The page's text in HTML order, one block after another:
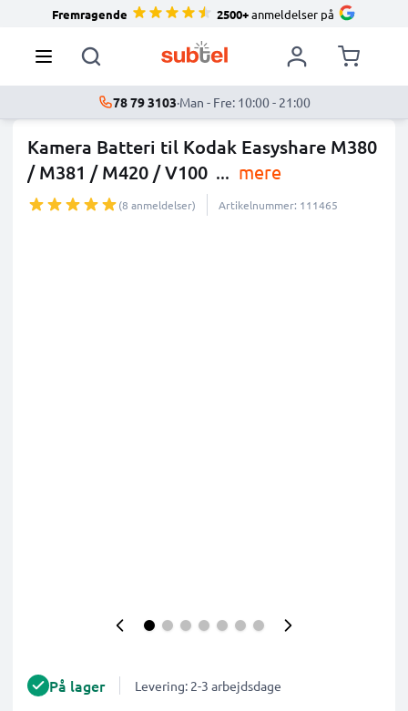
Fremragende 2500+anmeldelser på
78 79 3103·Man - Fre: 10:00 - 21:00
Kamera Batteri til Kodak Easyshare M380
/ M381 / M420 / V100 ... mere
(8 anmeldelser) Artikelnummer: 111465
På lager Levering: 2-3 arbejdsdage